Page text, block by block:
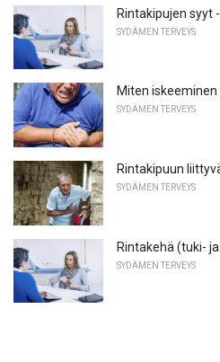
Rintakipujen syyt
SYDÄMEN TERVEYS
Miten
SYDÄMEN TERVEYS
Rintakipuun
SYDÄMEN TERVEYS
Rintakehä (tuki-
SYDÄMEN TERVEYS